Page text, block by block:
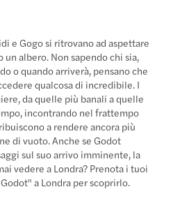
e Gogo si ritrovano ad aspettare
albero. Non sapendo chi sia,
o quando arriverà, pensano che
qualcosa di incredibile. I
da quelle più banali a quelle
incontrando nel frattempo
a rendere ancora più
di vuoto. Anche se Godot
sul suo arrivo imminente, la
vedere a Londra? Prenota i tuoi
a Londra per scoprirlo.